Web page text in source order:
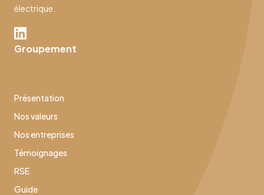
électrique.
Groupement
Présentation
Nos valeurs
Nos entreprises
Témoignages
RSE
Guide